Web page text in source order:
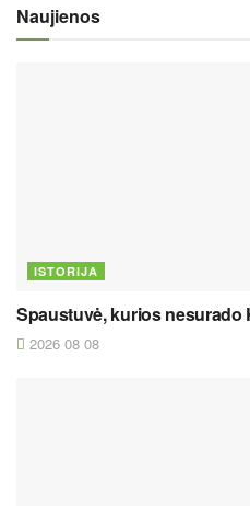
Naujienos
ISTORIJA
Spaustuvė, kurios nesurado
2026 08 08